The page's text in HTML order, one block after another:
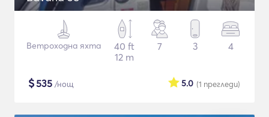
Ветроходна яхта
40 ft
12 m
7 3 4
$535 /нощ (1 прегледи)
5.0